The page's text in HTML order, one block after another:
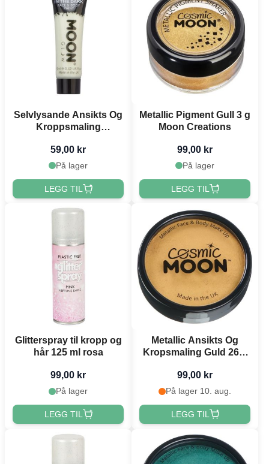
Selvlysande Ansikts Og
Kroppsmaling
Moon Creations
59,00 kr
På lager
LEGG TIL
Metallic Pigment Gull 3 g
Moon Creations
99,00 kr
På lager
LEGG TIL
Glitterspray til kropp og
hår 125 ml rosa
99,00 kr
På lager
LEGG TIL
Metallic Ansikts Og
Kropsmaling Guld 26 g
99,00 kr
På lager 10. aug.
LEGG TIL